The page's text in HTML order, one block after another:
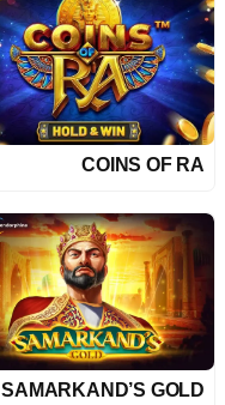
COINS OF RA
SAMARKAND’S GOLD